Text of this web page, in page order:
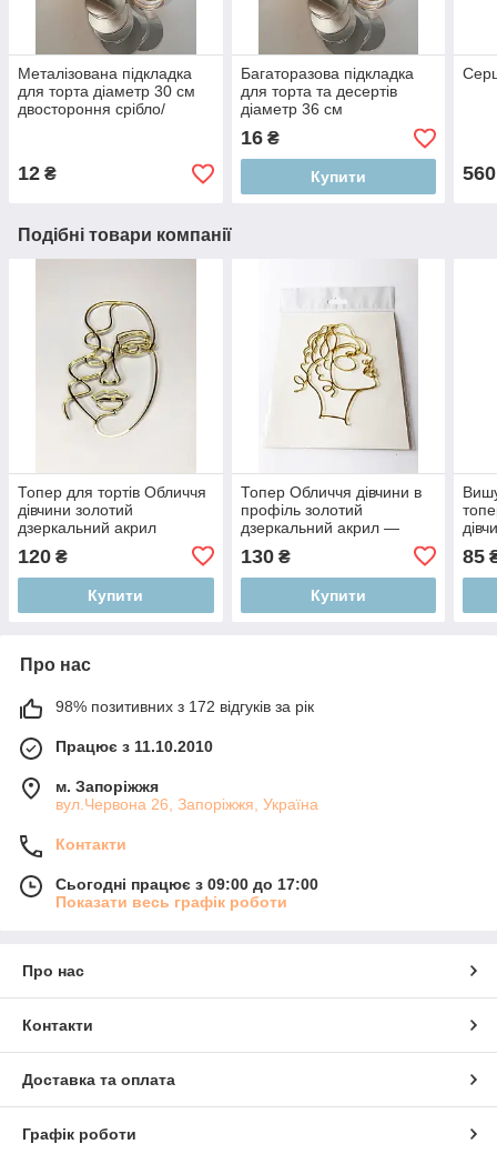
Металізована підкладка
для торта діаметр 30 см
двостороння срібло/
12 ₴
Багаторазова підкладка
для торта та десертів
діаметр 36 см
срібло
16₴
Купити 560
Подібні товари компанії
Топер для тортів Обличчя
дівчини золотий
дзеркальний акрил
120 ₴
Купити
Топер Обличчя дівчини в
профіль золотий
дзеркальний акрил —
130₴
Купити
85
Про нас
98% позитивних з 172 відгуків за рік
Працює з 11.10.2010
м. Запоріжжя
вул.Червона 26, Запоріжжя, Україна
Контакти
Сьогодні працює з 09:00 до 17:00
Показати весь графік роботи
Про нас
Контакти
Доставка та оплата
Графік роботи